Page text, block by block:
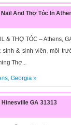
And Thợ Tóc In
& THỢ TÓC – Athens,
sinh & sinh viên, môi
Thợ...
, Georgia»
GA 31313